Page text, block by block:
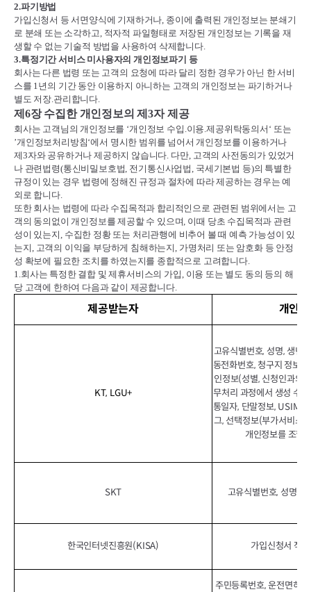
2.파기방법
가입신청서 등 서면양식에 기재하거나, 종이에 출력된 개인정보는 분쇄기
로 분쇄 또는 소각하고, 적자적 파일형태로 저장된 개인정보는 기록을 재
생할 수 없는 기술적 방법을 사용하여 삭제합니다.
3.특정기간 서비스 미사용자의 개인정보파기 등
회사는 다른 법령 또는 고객의 요청에 따라 달리 정한 경우가 아닌 한 서비
스를 1년의 기간 동안 이용하지 아니하는 고객의 개인정보는 파기하거나
별도 저장.관리합니다.
제 6장 수집한 개인정보의 제3자 제공
회사는 고객님의 개인정보를 ‘개인정보 수입 .이용.제공위탁동의서 ‘ 또는
’개인정보처리방침‘에서 명시한 범위를 넘어서 개인정보를 이용하거나
제3자와 공유하거나 제공하지 않습니다. 다만, 고객의 사전동의가 있었거
나 관련법령(통신비밀보호법, 전기통신사업법, 국세기본법 등)의 특별한
규정이 있는 경우 법령에 정해진 규정과 절차에 따라 제공하는 경우는 예
외로 합니다.
또한 회사는 법령에 따라 수집목적과 합리적인으로 관련된 범위에서는 고
객의 동의없이 개인정보를 제공할 수 있으며, 이때 당초 수집목적과 관련
성이 있는지, 수집한 정황 또는 처리관행에 비추어 볼 때 예측 가능성이 있
는지, 고객의 이익을 부당하게 침해하는지, 가명처리 또는 암호화 등 안정
성 확보에 필요한 조치를 하였는지를 종합적으로 고려합니다.
1.회사는 특정한 결합 및 제휴서비스의 가입, 이용 또는 별도 동의 등의 해
당 고객에 한하여 다음과 같이 제공합니다.
제공받는자 개인
KT, LGU+
고유식별번호, 성명, 생년
동전화번호, 청구지 정보,
인정보(성별, 신청인과의
무처리 과정에서 생성 수
통일자, 단말정보, USIM
그, 선택정보(부가서비스
개인정보를 조합
SKT 고유식별번호, 성명,
한국인터넷진흥원(KISA) 가입신청서 작
주민등록번호, 운전면허